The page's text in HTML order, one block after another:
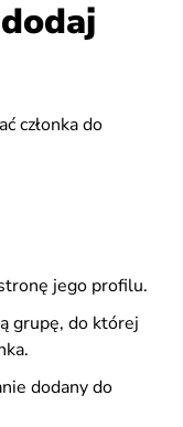
członka do
jego profilu.
grupę, do której
dodany do